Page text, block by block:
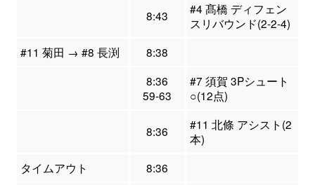
8:43
#4 髙橋 ディフェン
スリバウンド(2-2-4)
#11 菊田 → #8 長渕
8:38
8:36
59-63
#7 須賀 3Pシュート
○(12点)
8:36
#11 北條 アシスト(2
本)
タイムアウト
8:36